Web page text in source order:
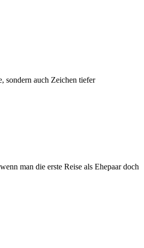
sondern auch Zeichen tiefer
man die erste Reise als Ehepaar doch